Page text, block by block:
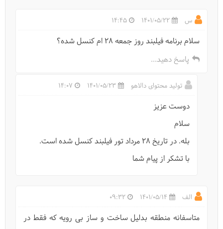
س 1401/05/22
14:45
سلام برنامه فیلبند روز جمعه ۲۸ ام کنسل شده؟
پاسخ دهید...
تولید محتوای دالاهو 1401/05/23
14:07
دوست عزیز
سلام
بله. در تاریخ 28 مرداد تور فیلبند کنسل شده است.
با تشکر از پیام شما
الف 1401/05/14
09:32
متاسفانه منطقه بدلیل ساخت و ساز بی رویه که فقط در